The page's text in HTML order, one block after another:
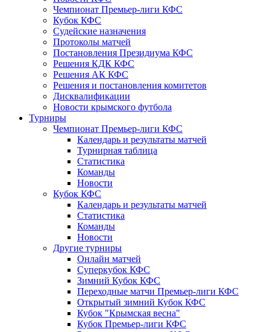
Чемпионат Премьер-лиги КФС
Кубок КФС
Судейские назначения
Протоколы матчей
Постановления Президиума КФС
Решения КДК КФС
Решения АК КФС
Решения и постановления комитетов
Дисквалификации
Новости крымского футбола
Турниры
Чемпионат Премьер-лиги КФС
Календарь и результаты матчей
Турнирная таблица
Статистика
Команды
Новости
Кубок КФС
Календарь и результаты матчей
Статистика
Команды
Новости
Другие турниры
Онлайн матчей
Суперкубок КФС
Зимний Кубок КФС
Переходные матчи Премьер-лиги КФС
Открытый зимний Кубок КФС
Кубок "Крымская весна"
Кубок Премьер-лиги КФС